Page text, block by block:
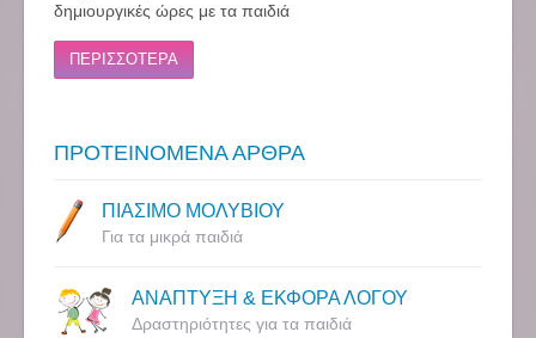
δημιουργικές ώρες με τα παιδιά
ΠΕΡΙΣΣΟΤΕΡΑ
ΠΡΟΤΕΙΝΟΜΕΝΑ ΑΡΘΡΑ
ΠΙΑΣΙΜΟ ΜΟΛΥΒΙΟΥ
Για τα μικρά παιδιά
ΑΝΑΠΤΥΞΗ & ΕΚΦΟΡΑ ΛΟΓΟΥ
Δραστηριότητες για τα παιδιά